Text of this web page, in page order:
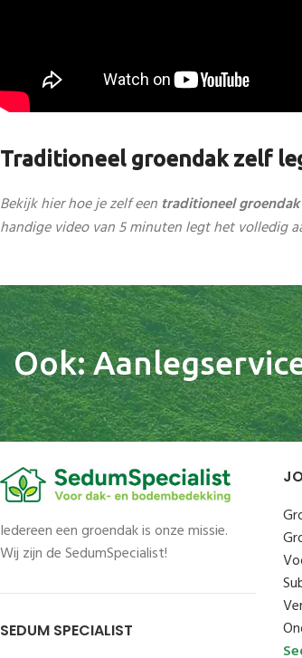
Traditioneel groendak zelf
Bekijk hier hoe je zelf een traditioneel groendak
handige video van 5 minuten legt het volledig
Ook:
Iedereen een groendak is onze missie.
Wij zijn de SedumSpecialist!
SEDUM SPECIALIST